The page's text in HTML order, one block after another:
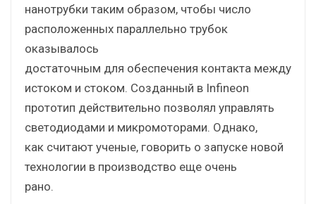
нанотрубки таким образом, чтобы число
расположенных параллельно трубок
оказывалось
достаточным для обеспечения контакта между
истоком и стоком. Созданный в Infineon
прототип действительно позволял управлять
светодиодами и микромоторами. Однако,
как считают ученые, говорить о запуске новой
технологии в производство еще очень
рано.